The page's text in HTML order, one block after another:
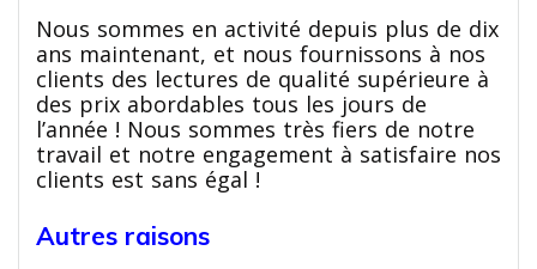
Nous sommes en activité depuis plus de dix
ans maintenant, et nous fournissons à nos
clients des lectures de qualité supérieure à
des prix abordables tous les jours de
l’année ! Nous sommes très fiers de notre
travail et notre engagement à satisfaire nos
clients est sans égal !
Autres raisons